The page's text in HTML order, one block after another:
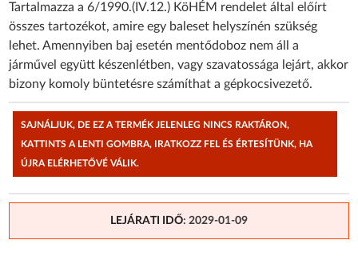
Tartalmazza a 6/1990.(IV.12.) KöHÉM rendelet által előírt
összes tartozékot, amire egy baleset helyszínén szükség
lehet. Amennyiben baj esetén mentődoboz nem áll a
járművel együtt készenlétben, vagy szavatossága lejárt, akkor
bizony komoly büntetésre számíthat a gépkocsivezető.
SAJNÁLJUK, DE EZ A TERMÉK JELENLEG NINCS RAKTÁRON,
KATTINTS A LENTI GOMBRA, IRATKOZZ FEL ÉS ÉRTESÍTÜNK, HA
ÚJRA ELÉRHETŐVÉ VÁLIK.
LEJÁRATI IDŐ: 2029-01-09